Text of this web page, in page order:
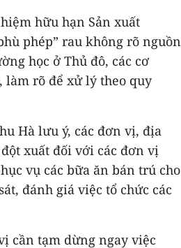
hữu hạn Sản xuất
phép” rau không rõ nguồn
học ở Thủ đô, các cơ
làm rõ để xử lý theo quy
Hà lưu ý, các đơn vị, địa
xuất đối với các đơn vị
vụ các bữa ăn bán trú cho
đánh giá việc tổ chức các
cần tạm dừng ngay việc